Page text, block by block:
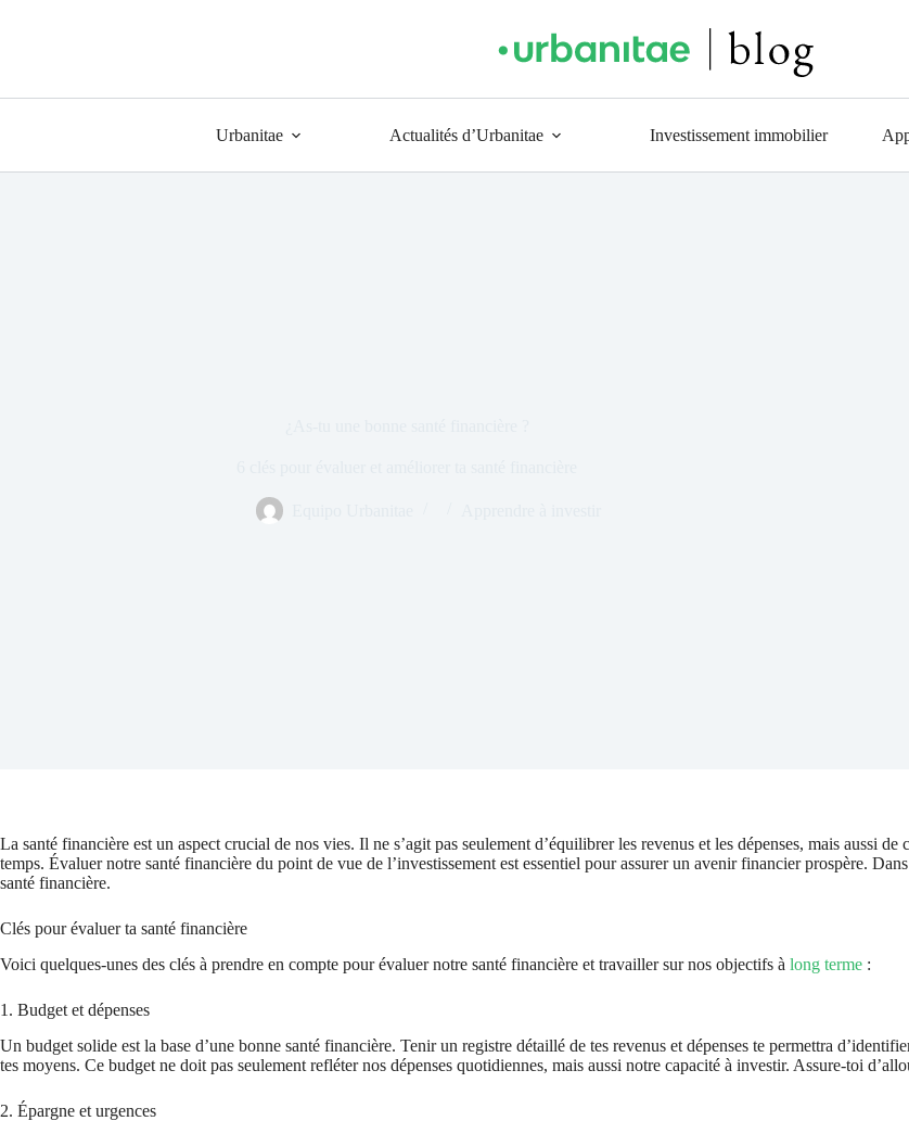
Urbanitae Actualités d’Urbanitae Investissement immobilier
La santé financière est un aspect crucial de nos vies. Il ne s’agit pas seulement d’équilibrer les revenus et les dépenses, mais aussi
temps. Évaluer notre santé financière du point de vue de l’investissement est essentiel pour assurer un avenir financier prospère.
santé financière.
Clés pour évaluer ta santé financière
Voici quelques-unes des clés à prendre en compte pour évaluer notre santé financière et travailler sur nos objectifs à long terme :
1. Budget et dépenses
Un budget solide est la base d’une bonne santé financière. Tenir un registre détaillé de tes revenus et dépenses te permettra
tes moyens. Ce budget ne doit pas seulement refléter nos dépenses quotidiennes, mais aussi notre capacité à investir. Assure-toi
2. Épargne et urgences